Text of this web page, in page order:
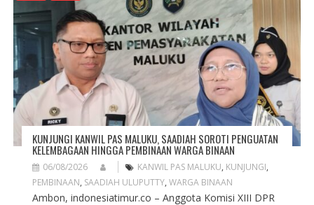
KUNJUNGI KANWIL PAS MALUKU, SAADIAH SOROTI PENGUATAN
KELEMBAGAAN HINGGA PEMBINAAN WARGA BINAAN
06/08/2026 KANWIL PAS MALUKU, KUNJUNGI,
PEMBINAAN, SAADIAH ULUPUTTY, WARGA BINAAN
Ambon, indonesiatimur.co – Anggota Komisi XIII DPR